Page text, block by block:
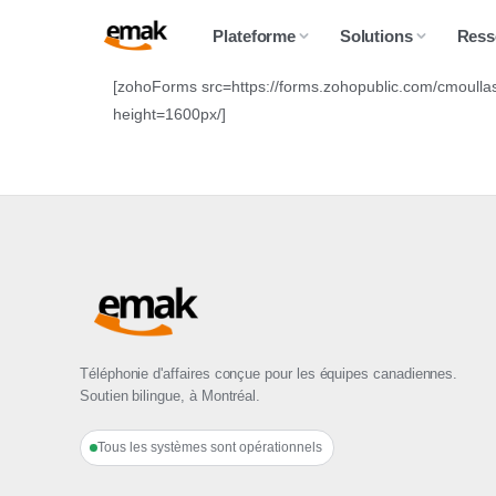
Plateforme Solutions
[zohoForms src=https://forms.zohopublic.com/
height=1600px/]
Téléphonie d'affaires conçue pour les équipes canadiennes.
Soutien bilingue, à Montréal.
Tous les systèmes sont opérationnels